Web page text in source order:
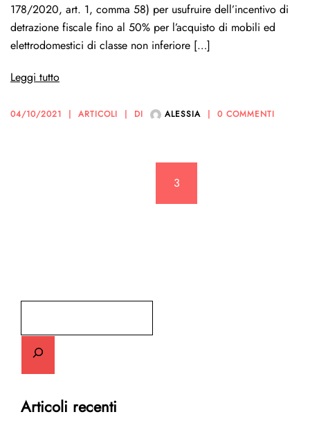
178/2020, art. 1, comma 58) per usufruire dell’incentivo di
detrazione fiscale fino al 50% per l’acquisto di mobili ed
elettrodomestici di classe non inferiore […]
Leggi tutto
04/10/2021 ARTICOLI DI ALESSIA 0 COMMENTI
3
Articoli recenti